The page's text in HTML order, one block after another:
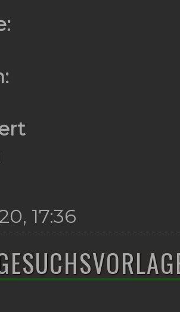
color:
{
height: 198px;
background-
/*
a
/*
a
{ color:
17:36